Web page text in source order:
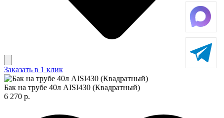
Заказать в 1 клик
Бак на трубе 40л AISI430 (Квадратный)
6 270 р.